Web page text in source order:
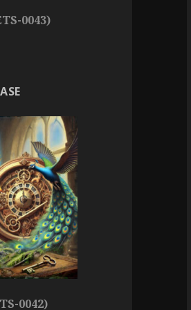
0043)
0042)